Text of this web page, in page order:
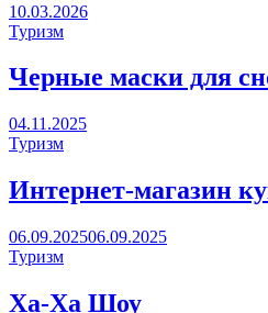
10.03.2026
Туризм
Черные маски для
04.11.2025
Туризм
Интернет-магазин
06.09.202506.09.2025
Туризм
Ха-Ха Шоу